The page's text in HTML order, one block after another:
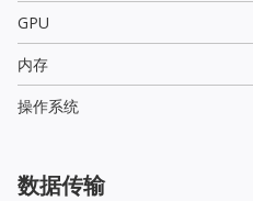
GPU
内存
操作系统
数据传输